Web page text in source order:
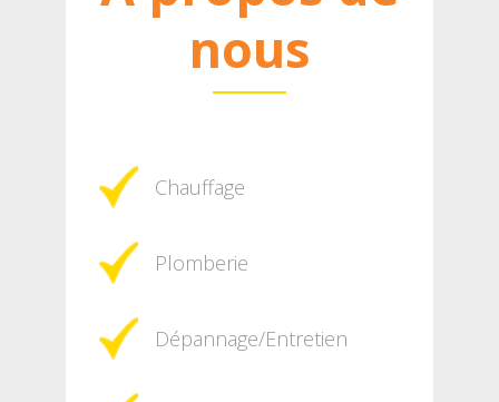
nous
Chauffage
Plomberie
Dépannage/Entretien